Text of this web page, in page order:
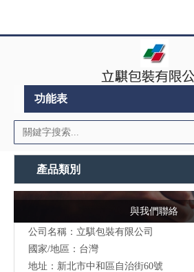
功能表
產品類別
與我們聯絡
公司名稱：立騏包裝有限公司
國家/地區：台灣
地址： 新北市中和區自治街60號